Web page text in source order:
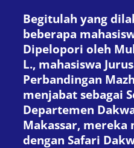
Begitulah yang
beberapa
Dipelopori oleh
L., mahasiswa
Perbandingan
menjabat sebagai
Departemen
Makassar, mereka
dengan Safari